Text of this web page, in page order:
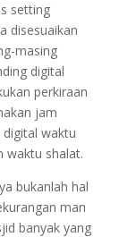
setting
disesuaikan
masing
digital
perkiraan
jam
waktu
waktu shalat.
bukanlah hal
man
banyak yang